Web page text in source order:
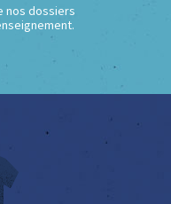
nos dossiers